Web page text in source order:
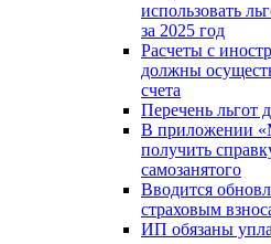
использовать
за 2025 год
Расчеты с
должны
счета
Перечень льгот
В приложении
получить
самозанятого
Вводится
страховым
ИП обязаны